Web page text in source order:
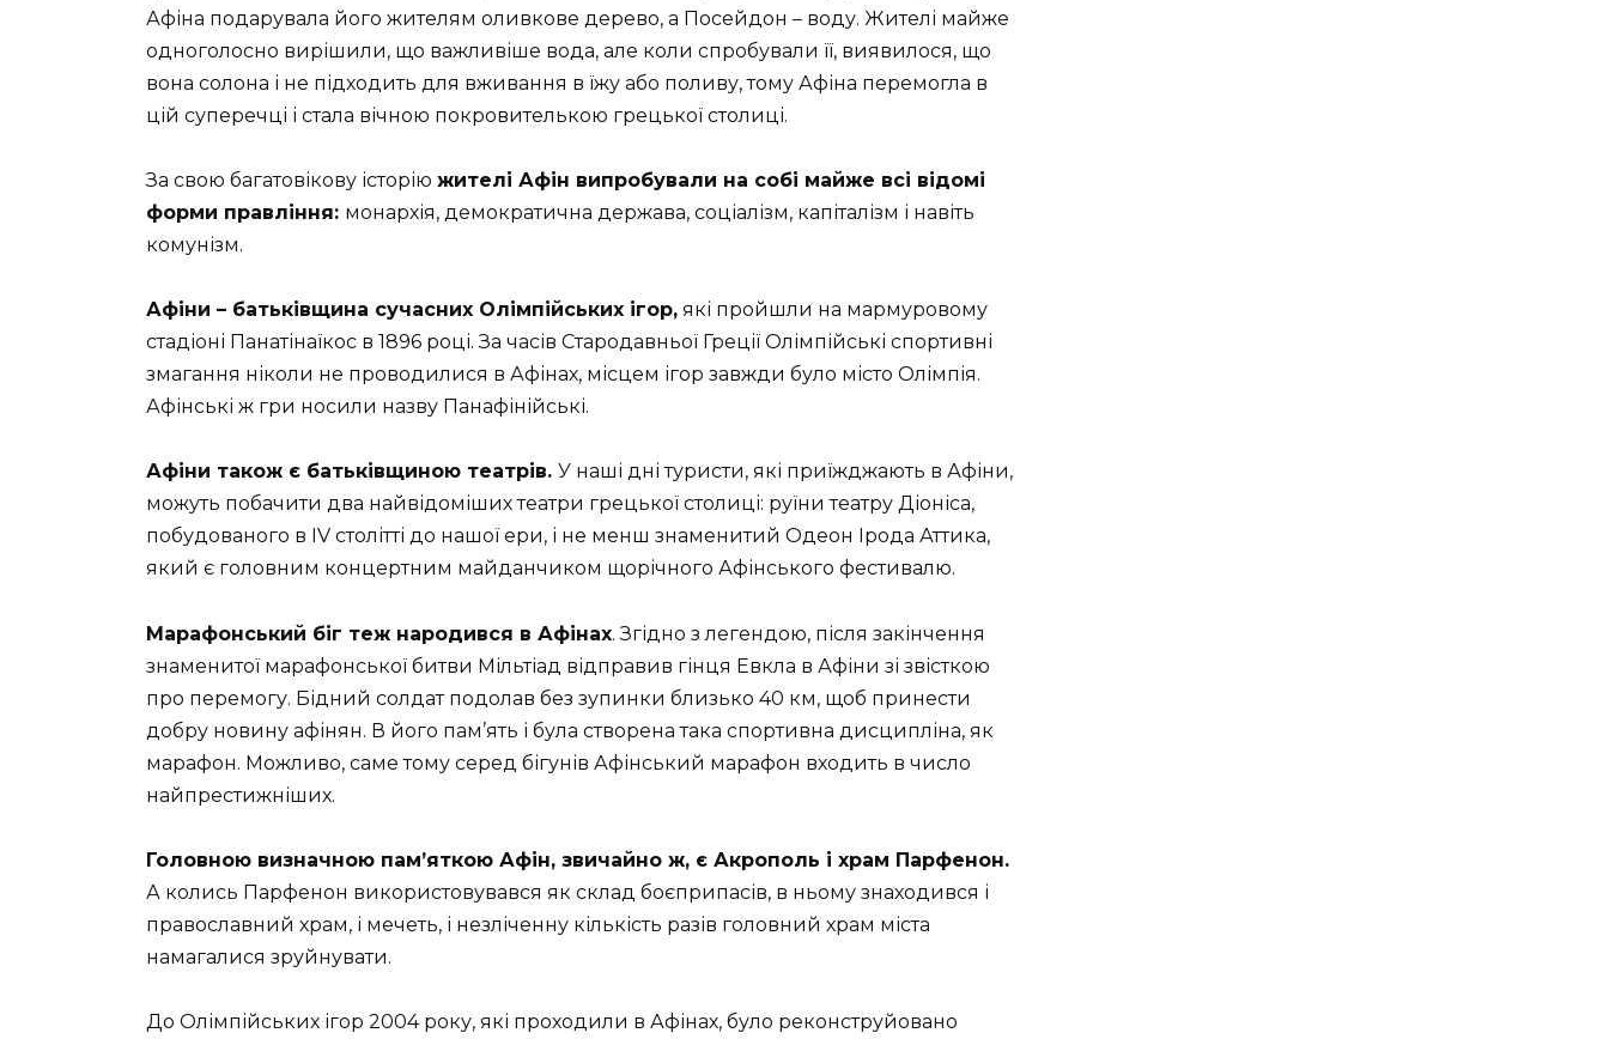
Афіна подарувала його жителям оливкове дерево, а Посейдон – воду. Жителі майже
одноголосно вирішили, що важливіше вода, але коли спробували її, виявилося, що
вона солона і не підходить для вживання в їжу або поливу, тому Афіна перемогла в
цій суперечці і стала вічною покровителькою грецької столиці.
За свою багатовікову історію жителі Афін випробували на собі майже всі відомі
форми правління: монархія, демократична держава, соціалізм, капіталізм і навіть
комунізм.
Афіни – батьківщина сучасних Олімпійських ігор, які пройшли на мармуровому
стадіоні Панатінаїкос в 1896 році. За часів Стародавньої Греції Олімпійські спортивні
змагання ніколи не проводилися в Афінах, місцем ігор завжди було місто Олімпія.
Афінські ж гри носили назву Панафінійські.
Афіни також є батьківщиною театрів. У наші дні туристи, які приїжджають в Афіни,
можуть побачити два найвідоміших театри грецької столиці: руїни театру Діоніса,
побудованого в IV столітті до нашої ери, і не менш знаменитий Одеон Ірода Аттика,
який є головним концертним майданчиком щорічного Афінського фестивалю.
Марафонський біг теж народився в Афінах. Згідно з легендою, після закінчення
знаменитої марафонської битви Мільтіад відправив гінця Евкла в Афіни зі звісткою
про перемогу. Бідний солдат подолав без зупинки близько 40 км, щоб принести
добру новину афінян. В його пам’ять і була створена така спортивна дисципліна, як
марафон. Можливо, саме тому серед бігунів Афінський марафон входить в число
найпрестижніших.
Головною визначною пам’яткою Афін, звичайно ж, є Акрополь і храм Парфенон.
А колись Парфенон використовувався як склад боєприпасів, в ньому знаходився і
православний храм, і мечеть, і незліченну кількість разів головний храм міста
намагалися зруйнувати.
До Олімпійських ігор 2004 року, які проходили в Афінах, було реконструйовано